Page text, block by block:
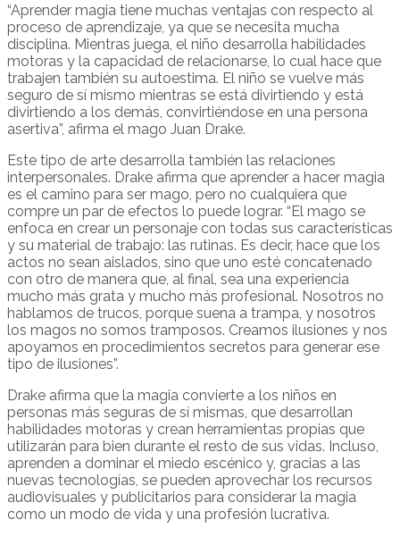
“Aprender magia tiene muchas ventajas con respecto al
proceso de aprendizaje, ya que se necesita mucha
disciplina. Mientras juega, el niño desarrolla habilidades
motoras y la capacidad de relacionarse, lo cual hace que
trabajen también su autoestima. El niño se vuelve más
seguro de sí mismo mientras se está divirtiendo y está
divirtiendo a los demás, convirtiéndose en una persona
asertiva”, afirma el mago Juan Drake.
Este tipo de arte desarrolla también las relaciones
interpersonales. Drake afirma que aprender a hacer magia
es el camino para ser mago, pero no cualquiera que
compre un par de efectos lo puede lograr. “El mago se
enfoca en crear un personaje con todas sus características
y su material de trabajo: las rutinas. Es decir, hace que los
actos no sean aislados, sino que uno esté concatenado
con otro de manera que, al final, sea una experiencia
mucho más grata y mucho más profesional. Nosotros no
hablamos de trucos, porque suena a trampa, y nosotros
los magos no somos tramposos. Creamos ilusiones y nos
apoyamos en procedimientos secretos para generar ese
tipo de ilusiones”.
Drake afirma que la magia convierte a los niños en
personas más seguras de sí mismas, que desarrollan
habilidades motoras y crean herramientas propias que
utilizarán para bien durante el resto de sus vidas. Incluso,
aprenden a dominar el miedo escénico y, gracias a las
nuevas tecnologías, se pueden aprovechar los recursos
audiovisuales y publicitarios para considerar la magia
como un modo de vida y una profesión lucrativa.